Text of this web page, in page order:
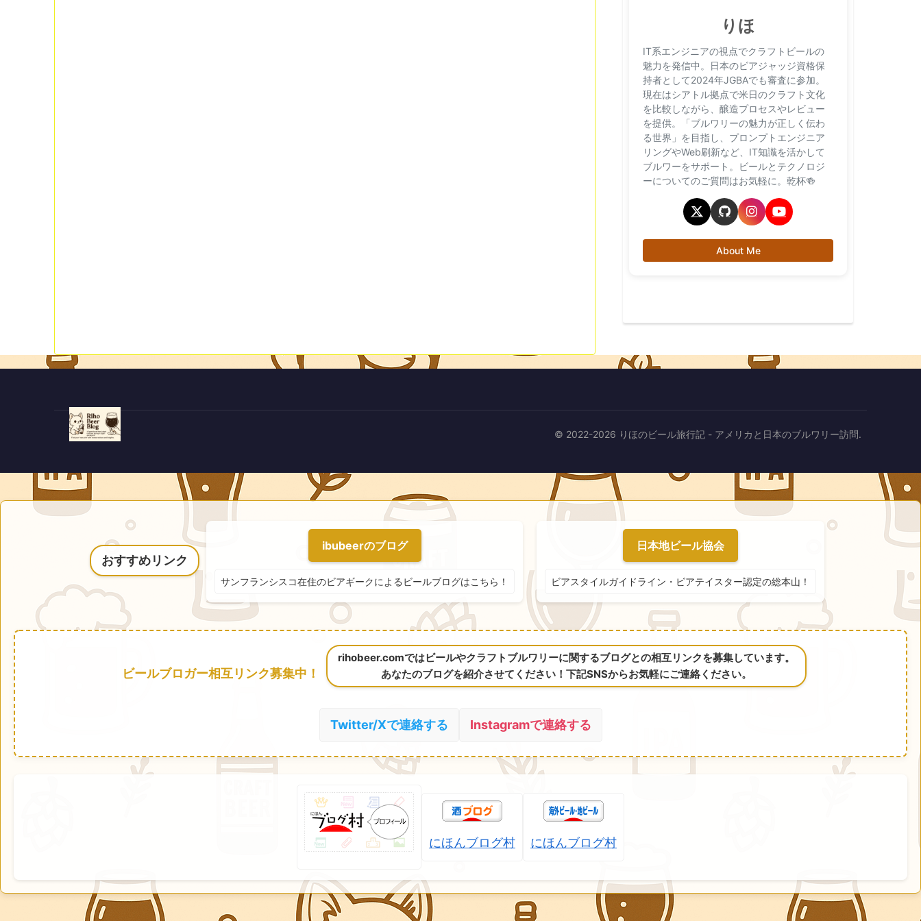
りほ
IT系エンジニアの視点でクラフトビールの
魅力を発信中。日本のビアジャッジ資格保
持者として2024年JGBAでも審査に参加。
現在はシアトル拠点で米日のクラフト文化
を比較しながら、醸造プロセスやレビュー
を提供。「ブルワリーの魅力が正しく伝わ
る世界」を目指し、プロンプトエンジニア
リングやWeb刷新など、IT知識を活かして
ブルワーをサポート。ビールとテクノロジ
ーについてのご質問はお気軽に。乾杯🍻
About Me
© 2022-2026 りほのビール旅行記 - アメリカと日本のブルワリー訪問.
おすすめリンク
ibubeerのブログ
サンフランシスコ在住のビアギークによるビールブログはこちら！
日本地ビール協会
ビアスタイルガイドライン・ビアテイスター認定の総本山！
ビールブロガー相互リンク募集中！
rihobeer.comではビールやクラフトブルワリーに関するブログとの相互リンクを募集しています。
あなたのブログを紹介させてください！下記SNSからお気軽にご連絡ください。
Twitter/Xで連絡する Instagramで連絡する
にほんブログ村 にほんブログ村